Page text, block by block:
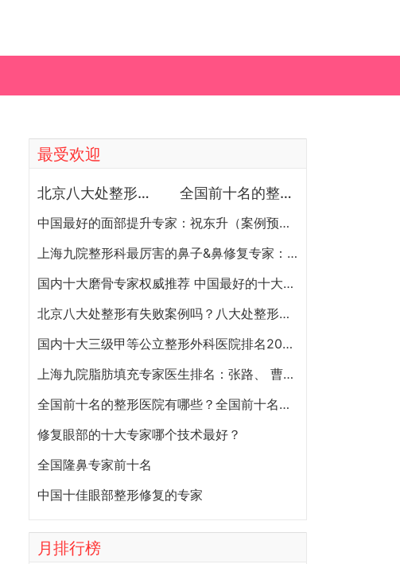
最受欢迎
北京八大处整形医院双眼皮做得最好的医生和价格大全 全国前十名的整形医院（私立篇）全国前十名的私立整形医院排名大全
中国最好的面部提升专家：祝东升（案例预约）五层面部提升怎么样？
上海九院整形科最厉害的鼻子&鼻修复专家：李圣利（简介、案例、预约）
国内十大磨骨专家权威推荐 中国最好的十大磨骨专家排名
北京八大处整形有失败案例吗？八大处整形失败后悔怎么办？怎么投诉？
国内十大三级甲等公立整形外科医院排名2020年
上海九院脂肪填充专家医生排名：张路、 曹卫刚、余力（简介、案例、预约）
全国前十名的整形医院有哪些？全国前十名的公立三甲整形医院排名大全
修复眼部的十大专家哪个技术最好？
全国隆鼻专家前十名
中国十佳眼部整形修复的专家
月排行榜